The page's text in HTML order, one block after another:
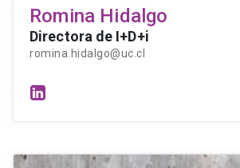
Romina Hidalgo
Directora de I+D+i
romina.hidalgo@uc.cl